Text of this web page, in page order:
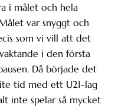
i målet och hela
var snyggt och
som vi vill att det
i den första
Då började det
tid med ett U21-lag
inte spelar så mycket